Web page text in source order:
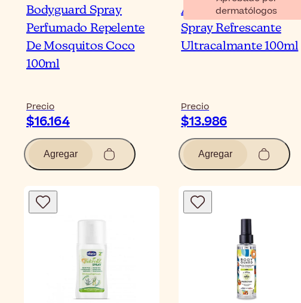
Bodyguard Spray
Perfumado Repelente
De Mosquitos Coco
100ml
Precio
$16.164
Agregar
dermatólogos
A-Derma Cutalgan
Spray Refrescante
Ultracalmante 100ml
Precio
$13.986
Agregar